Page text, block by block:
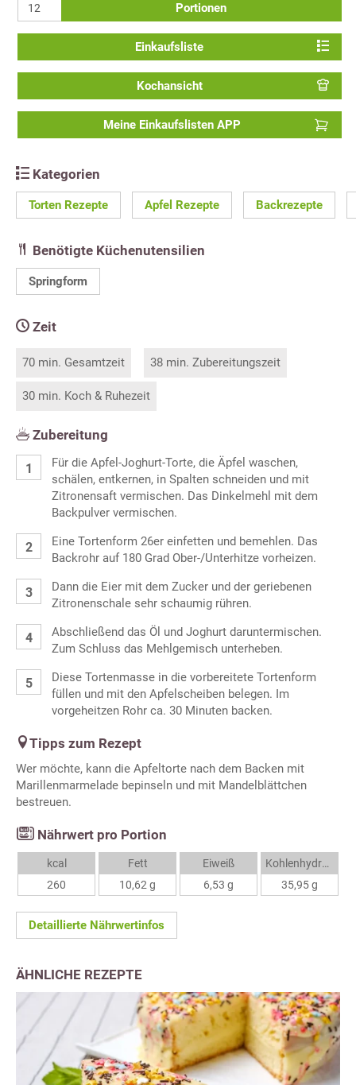
Portionen
Einkaufsliste
Kochansicht
Meine Einkaufslisten APP
Kategorien
Torten Rezepte Apfel Rezepte Backrezepte
Benötigte Küchenutensilien
Springform
Zeit
70 min. Gesamtzeit 38 min. Zubereitungszeit
30 min. Koch & Ruhezeit
Zubereitung
Für die Apfel-Joghurt-Torte, die Äpfel waschen,
schälen, entkernen, in Spalten schneiden und mit
Zitronensaft vermischen. Das Dinkelmehl mit dem
Backpulver vermischen.
Eine Tortenform 26er einfetten und bemehlen. Das
Backrohr auf 180 Grad Ober-/Unterhitze vorheizen.
Dann die Eier mit dem Zucker und der geriebenen
Zitronenschale sehr schaumig rühren.
Abschließend das Öl und Joghurt daruntermischen.
Zum Schluss das Mehlgemisch unterheben.
Diese Tortenmasse in die vorbereitete Tortenform
füllen und mit den Apfelscheiben belegen. Im
vorgeheitzen Rohr ca. 30 Minuten backen.
Tipps zum Rezept
Wer möchte, kann die Apfeltorte nach dem Backen mit
Marillenmarmelade bepinseln und mit Mandelblättchen
bestreuen.
Nährwert pro Portion
kcal
260
Fett
10,62 g
Eiweiß
6,53 g
Kohlenhydrate
35,95 g
Detaillierte Nährwertinfos
ÄHNLICHE REZEPTE